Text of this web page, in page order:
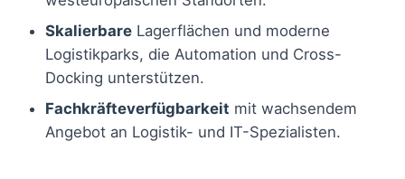
Skalierbare Lagerflächen und moderne
Logistikparks, die Automation und Cross-
Docking unterstützen.
Fachkräfteverfügbarkeit mit wachsendem
Angebot an Logistik- und IT-Spezialisten.